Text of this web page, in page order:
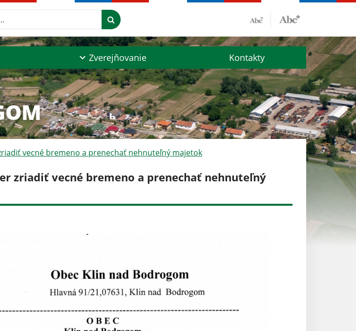
Zverejňovanie Kontakty
vecné bremeno a prenechať nehnuteľný majetok
zriadiť vecné bremeno a prenechať nehnuteľný